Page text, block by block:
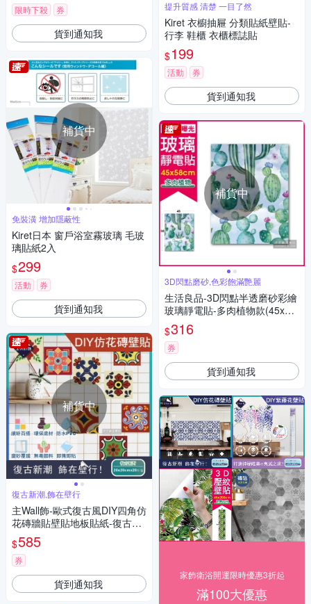
限時下殺 券
貨到通知我
補貨中
免裝潢 增加隱蔽性
Kiret日本 窗戶浴室霧玻璃 毛玻
璃貼紙2入
$299
活動 券
貨到通知我
補貨中
復古新潮,飾在壁行
主Wall飾-歐式復古風DIY四角仿
花磚牆貼壁貼地板貼紙-復古派
對款(20x20cm每套20片 防水
即撕即貼)
$585
券
貨到通知我
提升質感 清楚 一目了然
Kiret 衣櫥抽屜 分類貼紙壁貼-
行李 鞋櫃 衣櫃標誌貼
$199
活動 券
貨到通知我
補貨中
3D閃點磨砂,色彩飽滿艷麗
生活良品-3D閃點半透磨砂彩繪
玻璃靜電貼-多肉植物款(45x58
cm)
$316
券
貨到通知我
家飾衛浴開運限時優惠3折起
滿100大優惠